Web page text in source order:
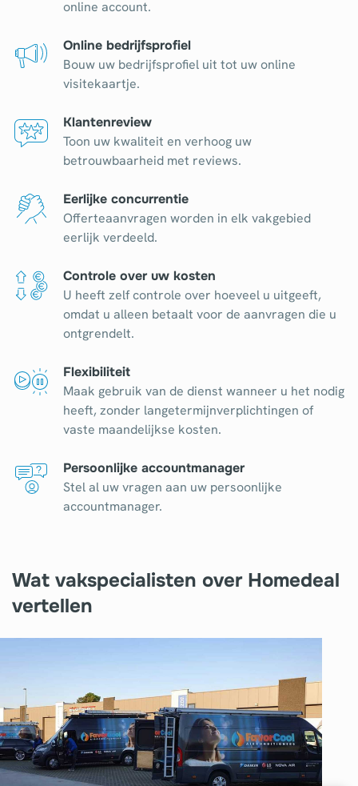
online account.
Online bedrijfsprofiel
Bouw uw bedrijfsprofiel uit tot uw online
visitekaartje.
Klantenreview
Toon uw kwaliteit en verhoog uw
betrouwbaarheid met reviews.
Eerlijke concurrentie
Offerteaanvragen worden in elk vakgebied
eerlijk verdeeld.
Controle over uw kosten
U heeft zelf controle over hoeveel u uitgeeft,
omdat u alleen betaalt voor de aanvragen die u
ontgrendelt.
Flexibiliteit
Maak gebruik van de dienst wanneer u het nodig
heeft, zonder langetermijnverplichtingen of
vaste maandelijkse kosten.
Persoonlijke accountmanager
Stel al uw vragen aan uw persoonlijke
accountmanager.
Wat vakspecialisten over Homedeal
vertellen